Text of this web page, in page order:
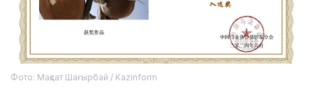
Фото: Мақсат Шағырбай / Kazinform